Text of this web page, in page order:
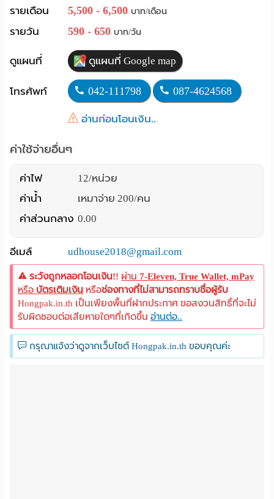
รายเดือน
5,500 - 6,500 บาท/เดือน
รายวัน 590 - 650 บาท/วัน
ดูแผนที่ ดูแผนที่ Google map
โทรศัพท์ 042-111798 087-4624568
อ่านก่อนโอนเงิน..
ค่าใช้จ่ายอื่นๆ
ค่าไฟ
12/หน่วย
ค่าน้ำ
เหมาจ่าย 200/คน
ค่าส่วนกลาง 0.00
อีเมล์ udhouse2018@gmail.com
ระวังถูกหลอกโอนเงิน!! ผ่าน7-Eleven, True Wallet, mPay
หรือ บัตรเติมเงิน หรือช่องทางที่ไม่สามารถทราบชื่อผู้รับ
Hongpak.in.th เป็นเพียงพื้นที่ฝากประกาศ ขอสงวนสิทธิ์ที่จะไม่
รับผิดชอบต่อเสียหายใดๆที่เกิดขึ้นอ่านต่อ..
กรุณาแจ้งว่าดูจากเว็บไซต์ Hongpak.in.th ขอบคุณค่ะ